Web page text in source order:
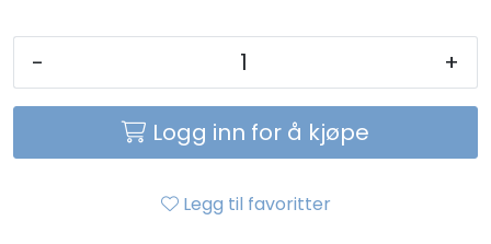
- +
Logg inn for å kjøpe
Legg til favoritter